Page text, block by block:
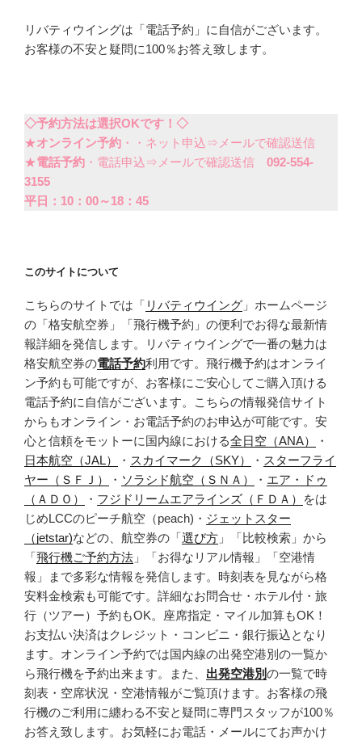
リバティウイングは「電話予約」に自信がございます。
お客様の不安と疑問に100％お答え致します。
◇予約方法は選択OKです！◇
★オンライン予約 ・・ネット申込⇒メールで確認送信
★電話予約 ・電話申込⇒メールで確認送信 092-554-
3155
平日：10：00～18：45
このサイトについて
こちらのサイトでは「 リバティウイング 」ホームページ
の「格安航空券」「飛行機予約」の便利でお得な最新情
報詳細を発信します。リバティウイングで一番の魅力は
格安航空券の電話予約利用です。飛行機予約はオンライ
ン予約も可能ですが、お客様にご安心してご購入頂ける
電話予約に自信がございます。こちらの情報発信サイト
からもオンライン・お電話予約のお申込が可能です。安
心と信頼をモットーに国内線における全日空（ANA）
・
日本航空（JAL）
・ スカイマーク（SKY） ・ スターフライ
ヤー（ＳＦＪ）
・ ソラシド航空（ＳＮＡ） ・ エア・ドゥ
（ＡＤＯ）
・ フジドリームエアラインズ（ＦＤＡ）
をは
じめLCCのピーチ航空（peach)・ ジェットスター
（jetstar)などの、航空券の「選び方 」「比較検索」から
「飛行機ご予約方法 」「お得なリアル情報」「空港情
報」まで多彩な情報を発信します。時刻表を見ながら格
安料金検索も可能です。詳細なお問合せ・ホテル付・旅
行（ツアー）予約もOK。座席指定・マイル加算もOK！
お支払い決済はクレジット・コンビニ・銀行振込となり
ます。オンライン予約では国内線の出発空港別の一覧か
ら飛行機を予約出来ます。また、 出発空港別の一覧で時
刻表・空席状況・空港情報がご覧頂けます。お客様の飛
行機のご利用に纏わる不安と疑問に専門スタッフが100％
お答え致します。お気軽にお電話・メールにてお声かけ